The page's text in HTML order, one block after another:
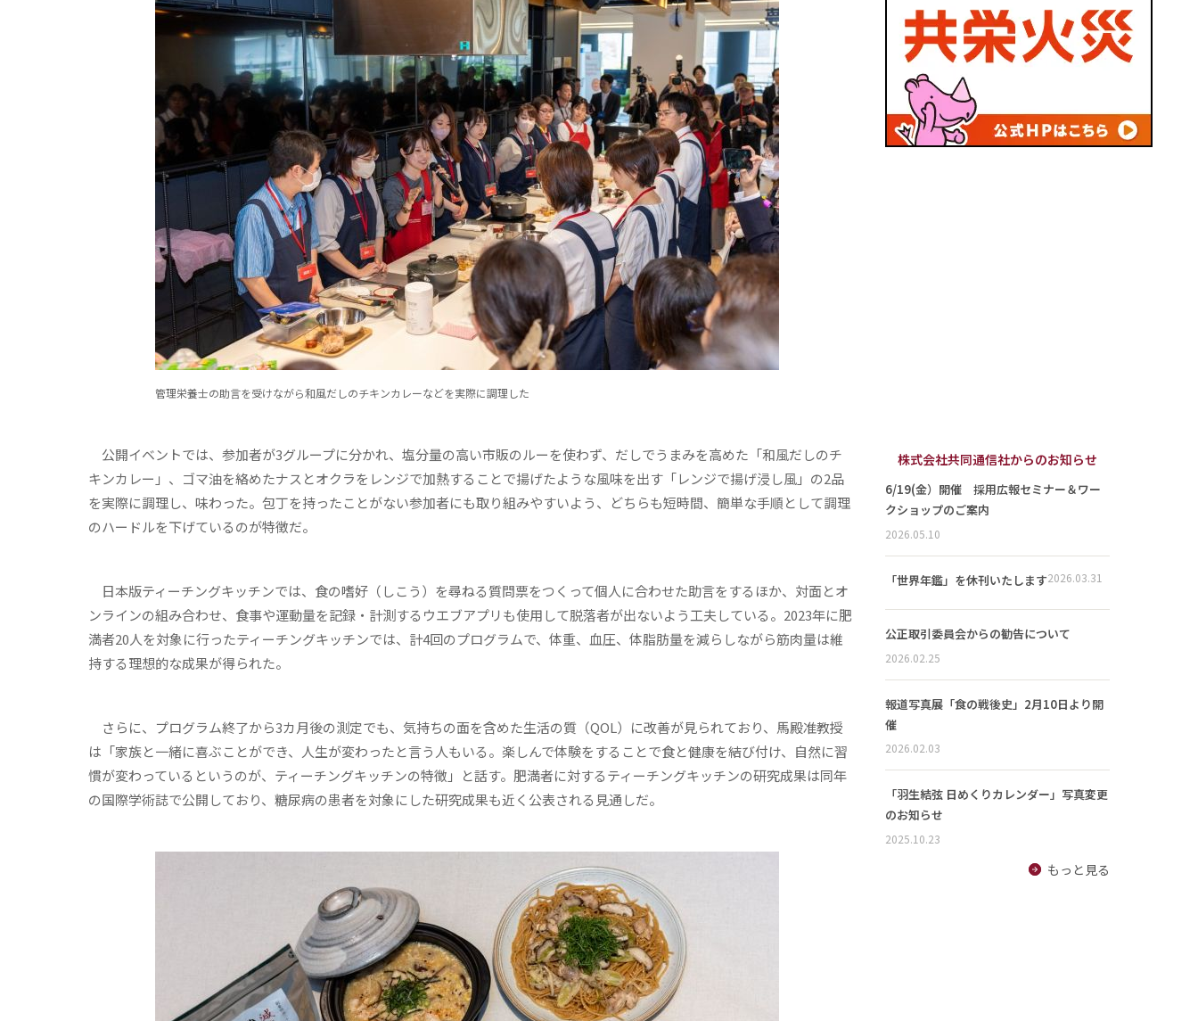
管理栄養士の助言を受けながら和風だしのチキンカレーなどを実際に調理した
公開イベントでは、参加者が3グループに分かれ、塩分量の高い市販のルーを使わず、だしでうまみを高めた「和風だしのチ
キンカレー」、ゴマ油を絡めたナスとオクラをレンジで加熱することで揚げたような風味を出す「レンジで揚げ浸し風」の2品
を実際に調理し、味わった。包丁を持ったことがない参加者にも取り組みやすいよう、どちらも短時間、簡単な手順として調理
のハードルを下げているのが特徴だ。
日本版ティーチングキッチンでは、食の嗜好（しこう）を尋ねる質問票をつくって個人に合わせた助言をするほか、対面とオ
ンラインの組み合わせ、食事や運動量を記録・計測するウエブアプリも使用して脱落者が出ないよう工夫している。2023年に肥
満者20人を対象に行ったティーチングキッチンでは、計4回のプログラムで、体重、血圧、体脂肪量を減らしながら筋肉量は維
持する理想的な成果が得られた。
さらに、プログラム終了から3カ月後の測定でも、気持ちの面を含めた生活の質（QOL）に改善が見られており、馬殿准教授
は「家族と一緒に喜ぶことができ、人生が変わったと言う人もいる。楽しんで体験をすることで食と健康を結び付け、自然に習
慣が変わっているというのが、ティーチングキッチンの特徴」と話す。肥満者に対するティーチングキッチンの研究成果は同年
の国際学術誌で公開しており、糖尿病の患者を対象にした研究成果も近く公表される見通しだ。
株式会社共同通信社からのお知らせ
6/19(金）開催 採用広報セミナー＆ワー
クショップのご案内
2026.05.10
「世界年鑑」を休刊いたします2026.03.31
公正取引委員会からの勧告について
2026.02.25
報道写真展「食の戦後史」2月10日より開
催
2026.02.03
「羽生結弦 日めくりカレンダー」写真変更
のお知らせ
2025.10.23
もっと見る